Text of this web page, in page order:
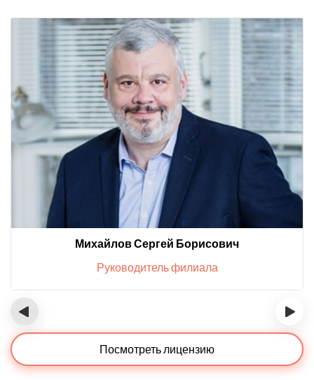
Михайлов Сергей Борисович
Руководитель филиала
‹ ›
Посмотреть лицензию